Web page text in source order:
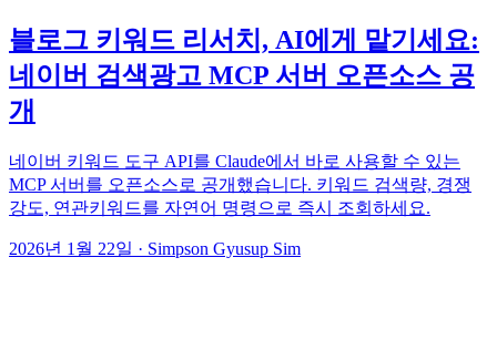
블로그 키워드 리서치, AI에게 맡기세요:
네이버 검색광고 MCP 서버 오픈소스 공
개
네이버 키워드 도구 API를 Claude에서 바로 사용할 수 있는
MCP 서버를 오픈소스로 공개했습니다. 키워드 검색량, 경쟁
강도, 연관키워드를 자연어 명령으로 즉시 조회하세요.
2026년 1월 22일 · Simpson Gyusup Sim